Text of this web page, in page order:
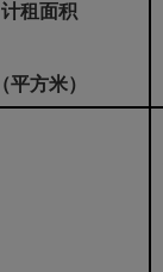
计租面积
（平方米）